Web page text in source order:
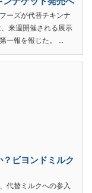
ーズが代替チキンナ
来週開催される展示
一報を報じた。 ...
ビヨンドミルク
代替ミルクへの参入